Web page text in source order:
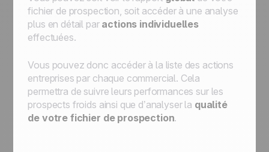
fichier de prospection, soit accéder à une analyse
plus en détail par actions individuelles
effectuées.
Vous pouvez donc accéder à la liste des actions
entreprises par chaque commercial. Cela
permettra de suivre leurs performances sur les
prospects froids ainsi que d’analyser la qualité
de votre fichier de prospection.